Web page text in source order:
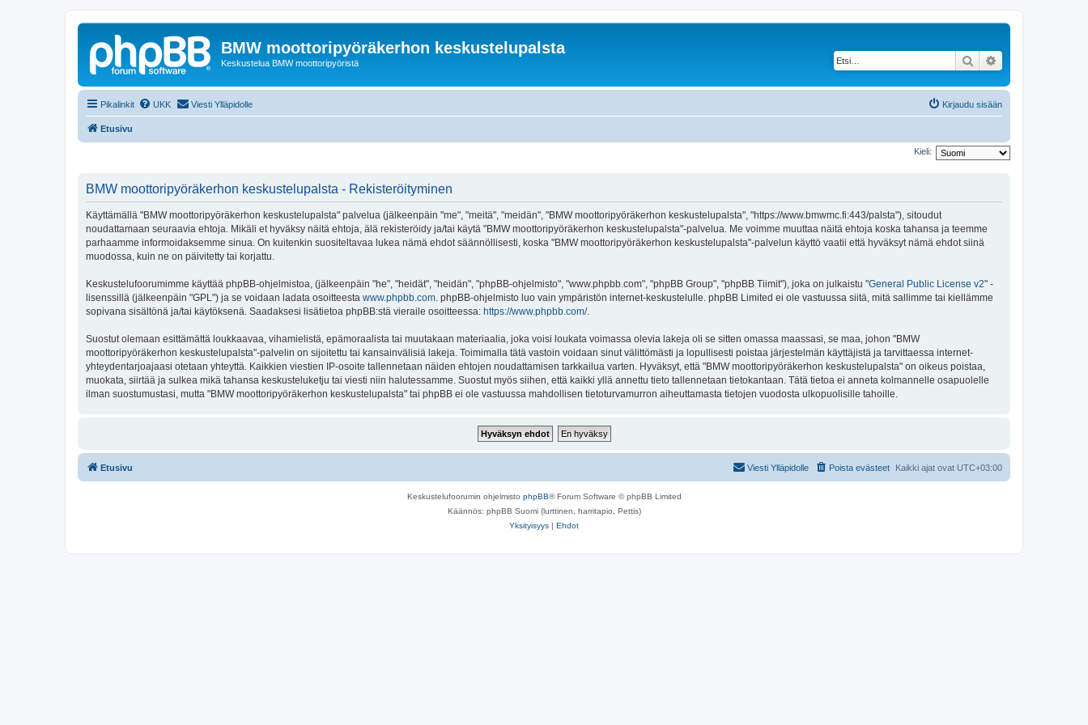
BMW moottoripyöräkerhon keskustelupalsta
Keskustelua BMW moottoripyöristä Etsi
Pikalinkit UKK Viesti Ylläpidolle Kirjaudu sisään
Etusivu
Kieli:
BMW moottoripyöräkerhon keskustelupalsta - Rekisteröityminen
Käyttämällä "BMW moottoripyöräkerhon keskustelupalsta" palvelua (jälkeenpäin "me", "meitä", "meidän", "BMW moottoripyöräkerhon keskustelupalsta", "https://www.bmwmc.fi:443/palsta"), sitoudut
noudattamaan seuraavia ehtoja. Mikäli et hyväksy näitä ehtoja, älä rekisteröidy ja/tai käytä "BMW moottoripyöräkerhon keskustelupalsta"-palvelua. Me voimme muuttaa näitä ehtoja koska tahansa ja teemme
parhaamme informoidaksemme sinua. On kuitenkin suositeltavaa lukea nämä ehdot säännöllisesti, koska "BMW moottoripyöräkerhon keskustelupalsta"-palvelun käyttö vaatii että hyväksyt nämä ehdot siinä
muodossa, kuin ne on päivitetty tai korjattu.
Keskustelufoorumimme käyttää phpBB-ohjelmistoa, (jälkeenpäin "he", "heidät", "heidän", "phpBB-ohjelmisto", "www.phpbb.com", "phpBB Group", "phpBB Tiimit"), joka on julkaistu "General Public License v2" -
lisenssillä (jälkeenpäin "GPL") ja se voidaan ladata osoitteesta www.phpbb.com. phpBB-ohjelmisto luo vain ympäristön internet-keskustelulle. phpBB Limited ei ole vastuussa siitä, mitä sallimme tai kiellämme
sopivana sisältönä ja/tai käytöksenä. Saadaksesi lisätietoa phpBB:stä vieraile osoitteessa: https://www.phpbb.com/.
Suostut olemaan esittämättä loukkaavaa, vihamielistä, epämoraalista tai muutakaan materiaalia, joka voisi loukata voimassa olevia lakeja oli se sitten omassa maassasi, se maa, johon "BMW
moottoripyöräkerhon keskustelupalsta"-palvelin on sijoitettu tai kansainvälisiä lakeja. Toimimalla tätä vastoin voidaan sinut välittömästi ja lopullisesti poistaa järjestelmän käyttäjistä ja tarvittaessa internet-
yhteydentarjoajaasi otetaan yhteyttä. Kaikkien viestien IP-osoite tallennetaan näiden ehtojen noudattamisen tarkkailua varten. Hyväksyt, että "BMW moottoripyöräkerhon keskustelupalsta" on oikeus poistaa,
muokata, siirtää ja sulkea mikä tahansa keskusteluketju tai viesti niin halutessamme. Suostut myös siihen, että kaikki yllä annettu tieto tallennetaan tietokantaan. Tätä tietoa ei anneta kolmannelle osapuolelle
ilman suostumustasi, mutta "BMW moottoripyöräkerhon keskustelupalsta" tai phpBB ei ole vastuussa mahdollisen tietoturvamurron aiheuttamasta tietojen vuodosta ulkopuolisille tahoille.
Etusivu Kaikki ajat ovat UTC+03:00
Poista evästeet
Viesti Ylläpidolle
Keskustelufoorumin ohjelmisto phpBB® Forum Software © phpBB Limited
Käännös: phpBB Suomi (lurttinen, harritapio, Pettis)
Yksityisyys | Ehdot